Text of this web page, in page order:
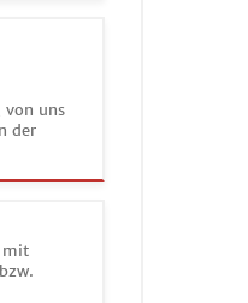
von uns
der
mit